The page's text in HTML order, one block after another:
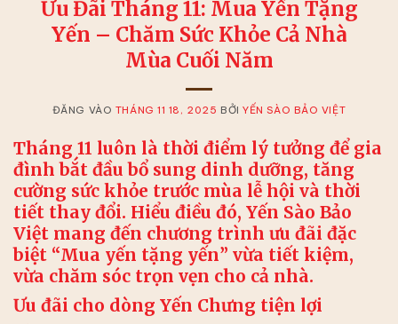
Ưu Đãi Tháng 11: Mua Yến Tặng
Yến – Chăm Sức Khỏe Cả Nhà
Mùa Cuối Năm
ĐĂNG VÀO THÁNG 11 18, 2025 BỞIYẾN SÀO BẢO VIỆT
Tháng 11 luôn là thời điểm lý tưởng để gia
đình bắt đầu bổ sung dinh dưỡng, tăng
cường sức khỏe trước mùa lễ hội và thời
tiết thay đổi. Hiểu điều đó, Yến Sào Bảo
Việt mang đến chương trình ưu đãi đặc
biệt “Mua yến tặng yến” vừa tiết kiệm,
vừa chăm sóc trọn vẹn cho cả nhà.
Ưu đãi cho dòng Yến Chưng tiện lợi